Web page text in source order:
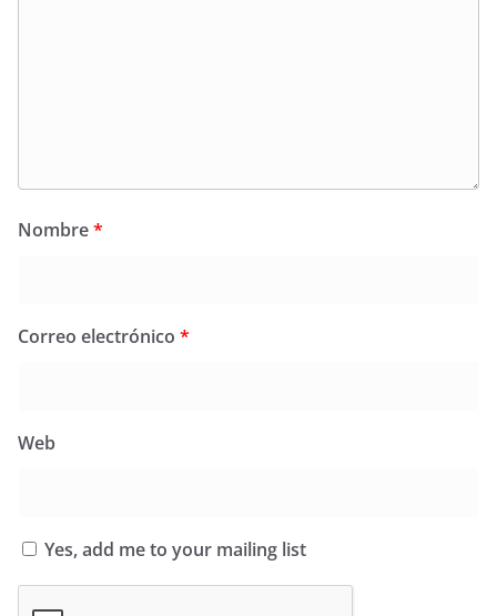
Nombre*
Correo electrónico *
Web
Yes, add me to your mailing list